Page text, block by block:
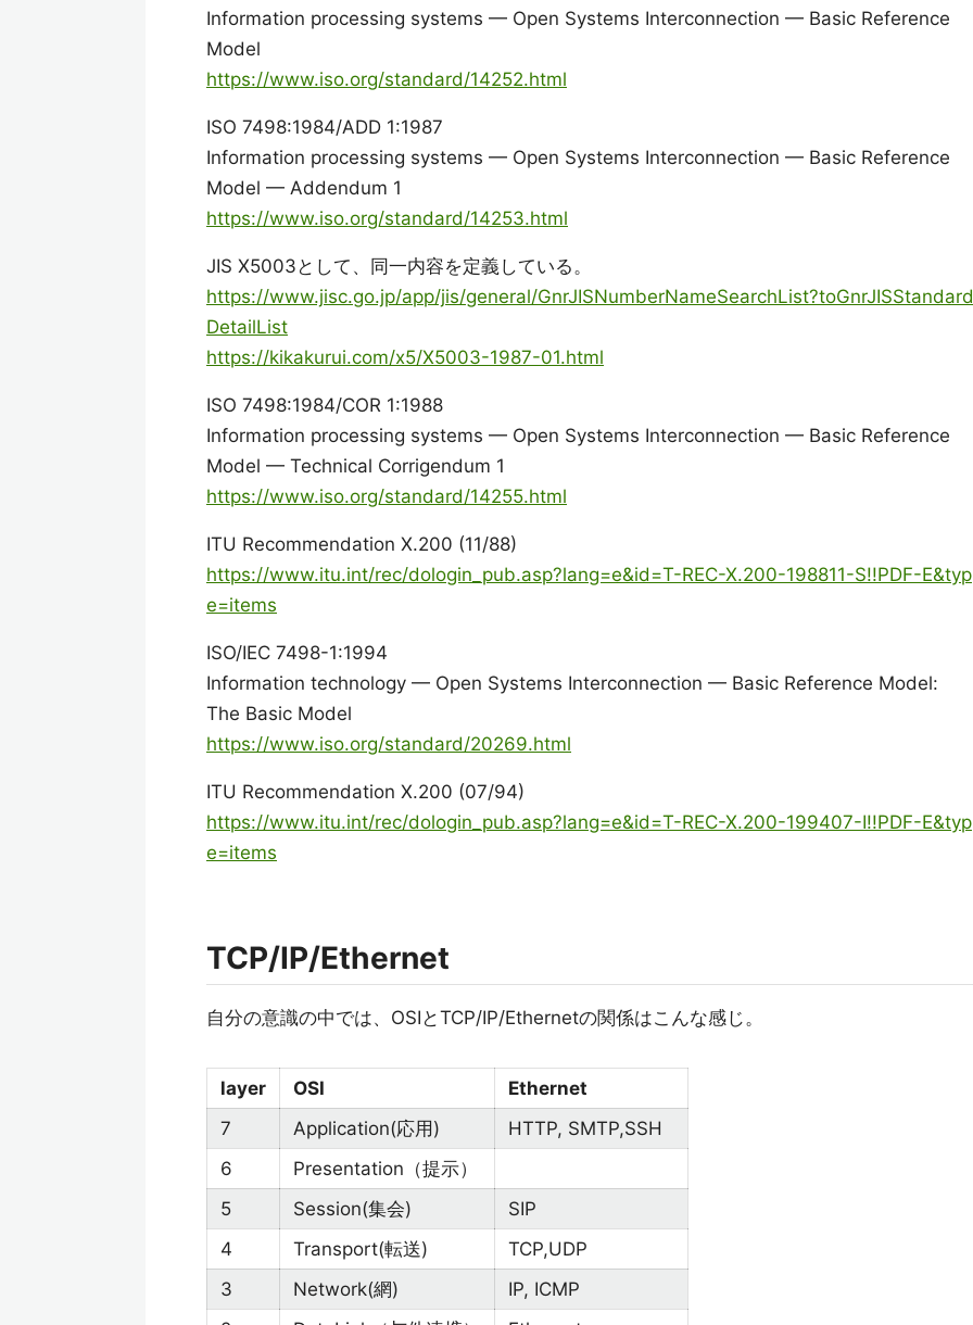
Information processing systems — Open Systems Interconnection — Basic Reference
Model
https://www.iso.org/standard/14252.html
ISO 7498:1984/ADD 1:1987
Information processing systems — Open Systems Interconnection — Basic Reference
Model — Addendum 1
https://www.iso.org/standard/14253.html
JIS X5003として、同一内容を定義している。
https://www.jisc.go.jp/app/jis/general/GnrJISNumberNameSearchList?toGnrJISStandard
DetailList
https://kikakurui.com/x5/X5003-1987-01.html
ISO 7498:1984/COR 1:1988
Information processing systems — Open Systems Interconnection — Basic Reference
Model — Technical Corrigendum 1
https://www.iso.org/standard/14255.html
ITU Recommendation X.200 (11/88)
https://www.itu.int/rec/dologin_pub.asp?lang=e&id=T-REC-X.200-198811-S!!PDF-E&typ
e=items
ISO/IEC 7498-1:1994
Information technology — Open Systems Interconnection — Basic Reference Model:
The Basic Model
https://www.iso.org/standard/20269.html
ITU Recommendation X.200 (07/94)
https://www.itu.int/rec/dologin_pub.asp?lang=e&id=T-REC-X.200-199407-I!!PDF-E&typ
e=items
TCP/IP/Ethernet
自分の意識の中では、OSIとTCP/IP/Ethernetの関係はこんな感じ。
layer OSI
Ethernet
7
Application(応用)
HTTP, SMTP,SSH
6
Presentation（提示）
5
Session(集会)
SIP
4
Transport(転送)
TCP,UDP
3
Network(網)
IP, ICMP